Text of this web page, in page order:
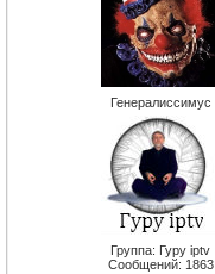
Генералиссимус
Группа: Гуру iptv
Сообщений: 1863